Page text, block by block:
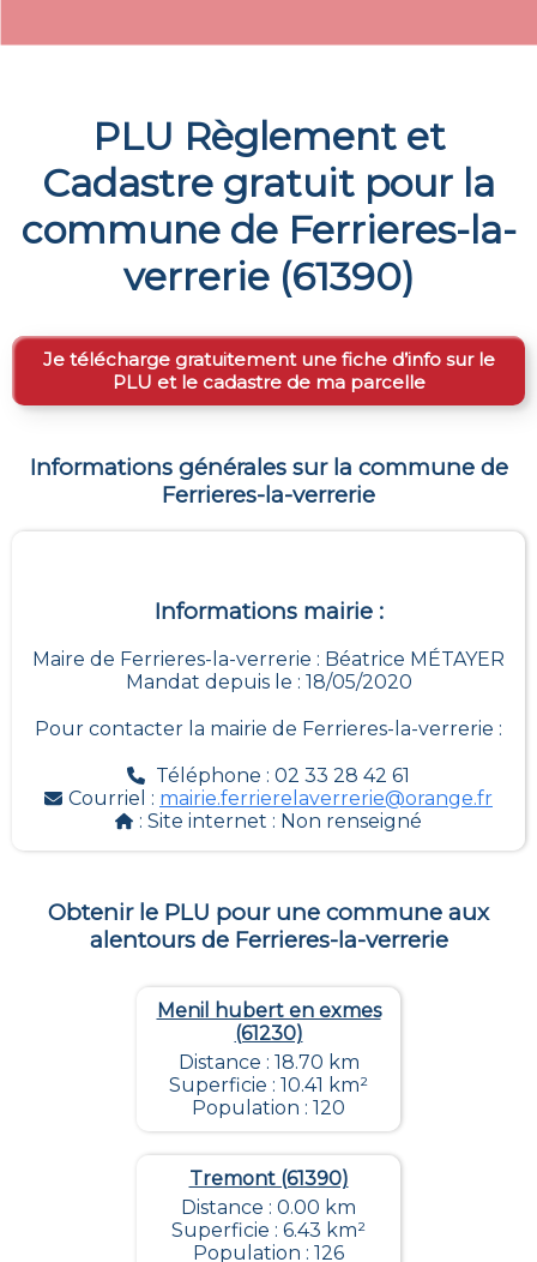
PLU Règlement et
Cadastre gratuit pour la
commune de Ferrieres-la-
verrerie(61390)
Je télécharge gratuitement une fiche d’info sur le
PLU et le cadastre de ma parcelle
Informations générales sur la commune de
Ferrieres-la-verrerie
Informations mairie :
Maire de Ferrieres-la-verrerie : Béatrice MÉTAYER
Mandat depuis le : 18/05/2020
Pour contacter la mairie de Ferrieres-la-verrerie :
Téléphone : 02 33 28 42 61
Courriel : mairie.ferrierelaverrerie@orange.fr
: Site internet : Non renseigné
Obtenir le PLU pour une commune aux
alentours de Ferrieres-la-verrerie
Menil hubert en exmes
(61230)
Distance : 18.70 km
Superficie : 10.41 km²
Population : 120
Tremont (61390)
Distance : 0.00 km
Superficie : 6.43 km²
Population : 126